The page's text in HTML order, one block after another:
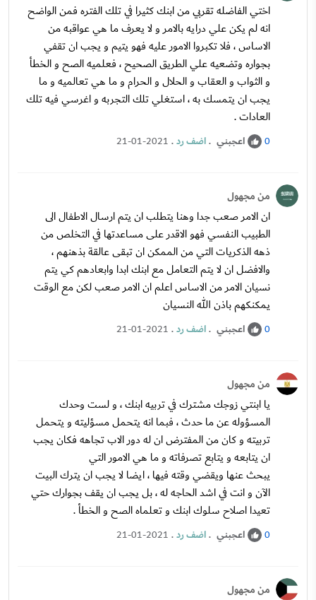
اختي الفاضله تقربي من ابنك كثيرا في تلك الفتره فمن الواضح
انه لم يكن علي درايه بالامر و لا يعرف ما هي عواقبه من
الاساس ، فلا تكبروا الامور عليه فهو يتيم و يجب ان تقفي
بجواره وتضعيه علي الطريق الصحيح ، فعلميه الصح و الخطأ
و الثواب و العقاب و الحلال و الحرام و ما هي تعالميه و ما
يجب ان يتمسك به ، استغلي تلك التجربه و اغرسي فيه تلك
العادات .
0 اعجبني .اضف رد.
21-01-2021
من مجهول
ان الامر صعب جدا وهنا يتطلب ان يتم ارسال الاطفال الى
الطبيب النفسي فهو الاقدر على مساعدتها في التخلص من
ذهه الذكريات التي من الممكن ان تبقى عالقة بذهنهم ،
والافضل ان لا يتم التعامل مع ابنك ابدا وابعادهم كي يتم
نسيان الامر من الاساس اعلم ان الامر صعب لكن مع الوقت
يمكنكهم باذن الله النسيان
0 اعجبني .اضف رد.
21-01-2021
من مجهول
يا ابنتي زوجك مشترك في تربيه ابنك ، و لست وحدك
المسؤوله عن ما حدث ، فبما انه يتحمل مسؤليته و يتحمل
تربيته و كان من المفترض ان له دور الاب تجاهه فكان يجب
ان يتابعه و يتابع تصرفاته و ما هي الامور التي
يبحث عنها ويقضي وقته فيها ، ايضا لا يجب ان يترك البيت
الآن و انت في اشد الحاجه له ، بل يجب ان يقف بجوارك حتي
تعيدا اصلاح سلوك ابنك و تعلماه الصح و الخطأ .
0 اعجبني .اضف رد.
21-01-2021
من مجهول